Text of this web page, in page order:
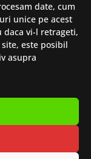
date, cum
unice pe acest
daca vi-l retrageti,
este posibil
asupra